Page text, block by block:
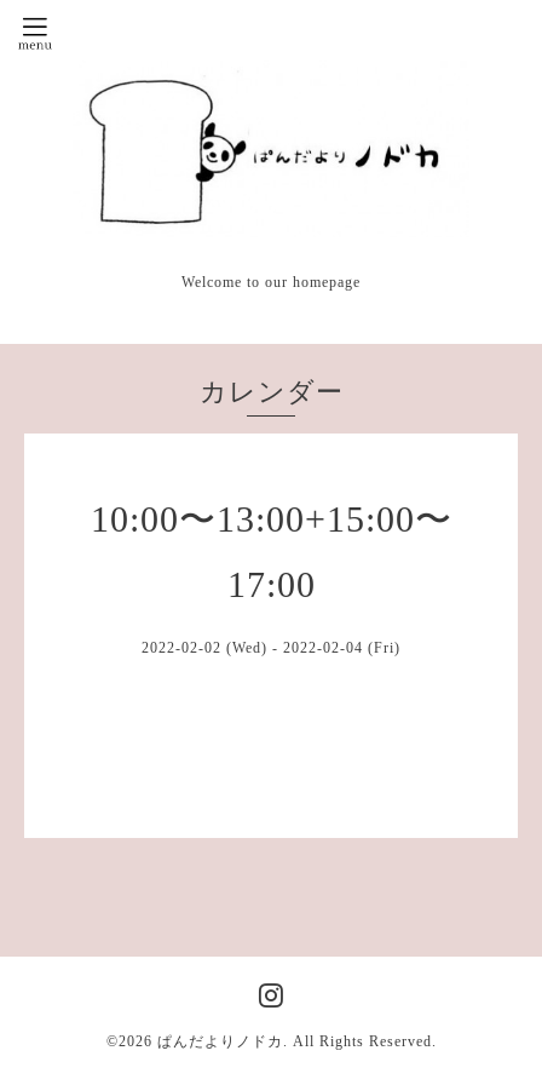
Welcome to our homepage
カレンダー
10:00〜13:00+15:00〜
17:00
2022-02-02 (Wed) - 2022-02-04 (Fri)
©2026 ぱんだよりノドカ . All Rights Reserved.